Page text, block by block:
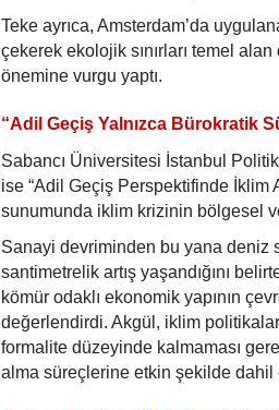
Teke ayrıca, Amsterdam’da
çekerek ekolojik sınırları temel
önemine vurgu yaptı.
“Adil Geçiş Yalnızca Bürokratik
Sabancı Üniversitesi İstanbul
ise “Adil Geçiş Perspektifinde İklim
sunumunda iklim krizinin bölgesel
Sanayi devriminden bu yana deniz
santimetrelik artış yaşandığını
kömür odaklı ekonomik yapının
değerlendirdi. Akgül, iklim
formalite düzeyinde kalmaması
alma süreçlerine etkin şekilde